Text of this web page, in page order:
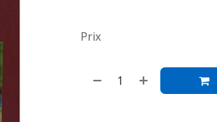
Prix